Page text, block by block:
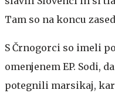
Tam so na koncu
S Črnogorci so imeli
omenjenem EP. Sodi,
potegnili marsikaj,